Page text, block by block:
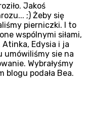
Jakoś
;) Żeby się
pierniczki. I to
wspólnymi siłami,
Edysia i ja
umówiliśmy sie na
Wybrałyśmy
blogu podała Bea.